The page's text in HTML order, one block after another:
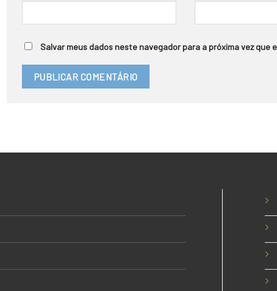
Salvar meus dados neste navegador para a próxima vez que